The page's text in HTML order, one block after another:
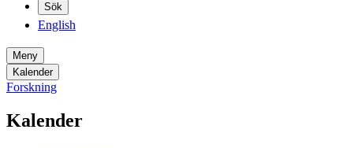
Sök
English
Meny
Kalender
Forskning
Kalender